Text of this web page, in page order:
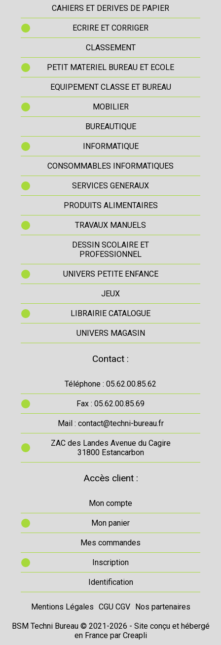
CAHIERS ET DERIVES DE PAPIER
ECRIRE ET CORRIGER
CLASSEMENT
PETIT MATERIEL BUREAU ET ECOLE
EQUIPEMENT CLASSE ET BUREAU
MOBILIER
BUREAUTIQUE
INFORMATIQUE
CONSOMMABLES INFORMATIQUES
SERVICES GENERAUX
PRODUITS ALIMENTAIRES
TRAVAUX MANUELS
DESSIN SCOLAIRE ET
PROFESSIONNEL
UNIVERS PETITE ENFANCE
JEUX
LIBRAIRIE CATALOGUE
UNIVERS MAGASIN
Contact :
Téléphone : 05.62.00.85.62
Fax : 05.62.00.85.69
Mail : contact@techni-bureau.fr
ZAC des Landes Avenue du Cagire
31800 Estancarbon
Accès client :
Mon compte
Mon panier
Mes commandes
Inscription
Identification
Mentions Légales CGU CGV Nos partenaires
BSM Techni Bureau © 2021-2026 - Site conçu et hébergé
en France par Creapli